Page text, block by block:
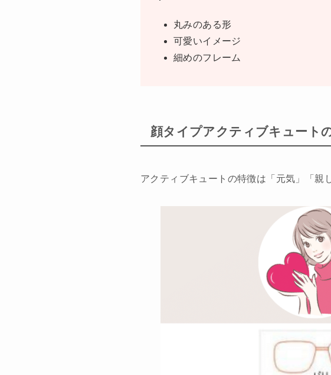
丸みのある形
可愛いイメージ
細めのフレーム
顔タイプアクティブキュート
アクティブキュートの特徴は「元気」「親